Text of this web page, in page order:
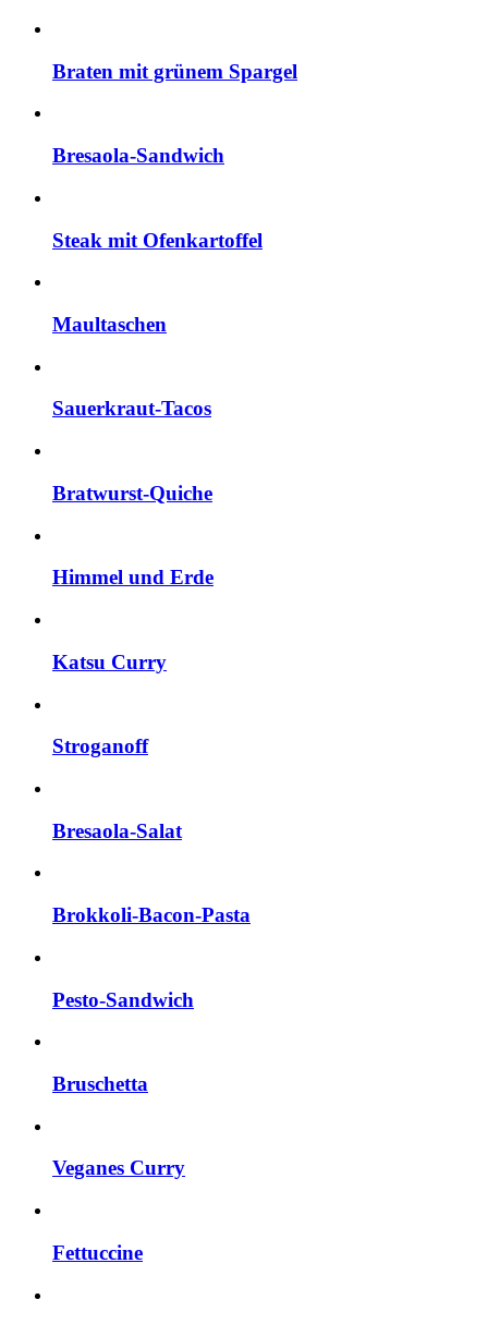
Braten mit grünem Spargel
Bresaola-Sandwich
Steak mit Ofenkartoffel
Maultaschen
Sauerkraut-Tacos
Bratwurst-Quiche
Himmel und Erde
Katsu Curry
Stroganoff
Bresaola-Salat
Brokkoli-Bacon-Pasta
Pesto-Sandwich
Bruschetta
Veganes Curry
Fettuccine